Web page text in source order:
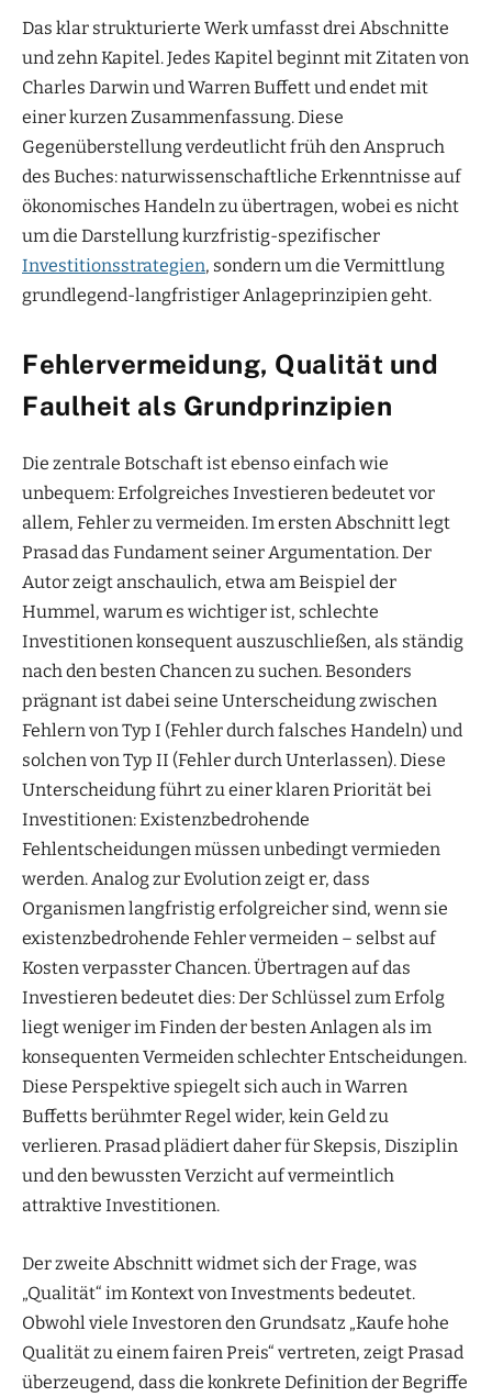
Das klar strukturierte Werk umfasst drei Abschnitte
und zehn Kapitel. Jedes Kapitel beginnt mit Zitaten von
Charles Darwin und Warren Buffett und endet mit
einer kurzen Zusammenfassung. Diese
Gegenüberstellung verdeutlicht früh den Anspruch
des Buches: naturwissenschaftliche Erkenntnisse auf
ökonomisches Handeln zu übertragen, wobei es nicht
um die Darstellung kurzfristig-spezifischer
Investitionsstrategien, sondern um die Vermittlung
grundlegend-langfristiger Anlageprinzipien geht.
Fehlervermeidung, Qualität und
Faulheit als Grundprinzipien
Die zentrale Botschaft ist ebenso einfach wie
unbequem: Erfolgreiches Investieren bedeutet vor
allem, Fehler zu vermeiden. Im ersten Abschnitt legt
Prasad das Fundament seiner Argumentation. Der
Autor zeigt anschaulich, etwa am Beispiel der
Hummel, warum es wichtiger ist, schlechte
Investitionen konsequent auszuschließen, als ständig
nach den besten Chancen zu suchen. Besonders
prägnant ist dabei seine Unterscheidung zwischen
Fehlern von Typ I (Fehler durch falsches Handeln) und
solchen von Typ II (Fehler durch Unterlassen). Diese
Unterscheidung führt zu einer klaren Priorität bei
Investitionen: Existenzbedrohende
Fehlentscheidungen müssen unbedingt vermieden
werden. Analog zur Evolution zeigt er, dass
Organismen langfristig erfolgreicher sind, wenn sie
existenzbedrohende Fehler vermeiden – selbst auf
Kosten verpasster Chancen. Übertragen auf das
Investieren bedeutet dies: Der Schlüssel zum Erfolg
liegt weniger im Finden der besten Anlagen als im
konsequenten Vermeiden schlechter Entscheidungen.
Diese Perspektive spiegelt sich auch in Warren
Buffetts berühmter Regel wider, kein Geld zu
verlieren. Prasad plädiert daher für Skepsis, Disziplin
und den bewussten Verzicht auf vermeintlich
attraktive Investitionen.
Der zweite Abschnitt widmet sich der Frage, was
„Qualität“ im Kontext von Investments bedeutet.
Obwohl viele Investoren den Grundsatz „Kaufe hohe
Qualität zu einem fairen Preis“ vertreten, zeigt Prasad
überzeugend, dass die konkrete Definition der Begriffe